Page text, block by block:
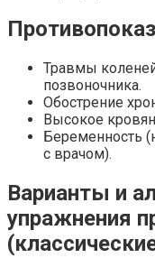
Травмы
позвоночника.
Обострение
Высокое
Беременность
с врачом).
Варианты и
упражнения